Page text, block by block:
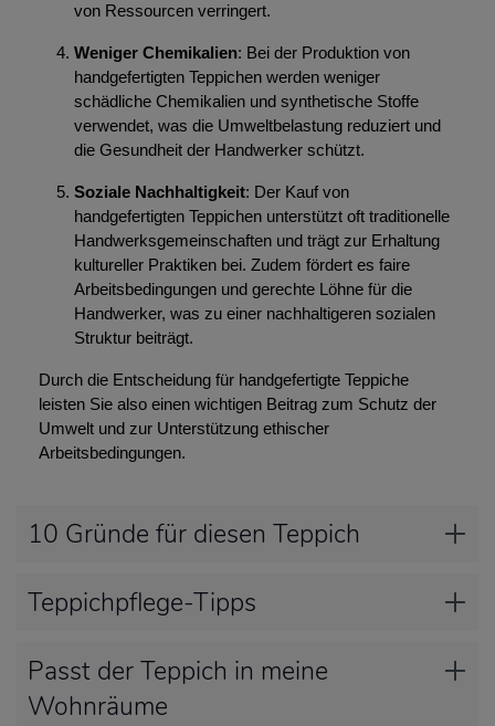
von Ressourcen verringert.
Weniger Chemikalien: Bei der Produktion von
handgefertigten Teppichen werden weniger
schädliche Chemikalien und synthetische Stoffe
verwendet, was die Umweltbelastung reduziert und
die Gesundheit der Handwerker schützt.
Soziale Nachhaltigkeit: Der Kauf von
handgefertigten Teppichen unterstützt oft traditionelle
Handwerksgemeinschaften und trägt zur Erhaltung
kultureller Praktiken bei. Zudem fördert es faire
Arbeitsbedingungen und gerechte Löhne für die
Handwerker, was zu einer nachhaltigeren sozialen
Struktur beiträgt.
Durch die Entscheidung für handgefertigte Teppiche
leisten Sie also einen wichtigen Beitrag zum Schutz der
Umwelt und zur Unterstützung ethischer
Arbeitsbedingungen.
10 Gründe für diesen Teppich
Teppichpflege-Tipps
Passt der Teppich in meine
Wohnräume